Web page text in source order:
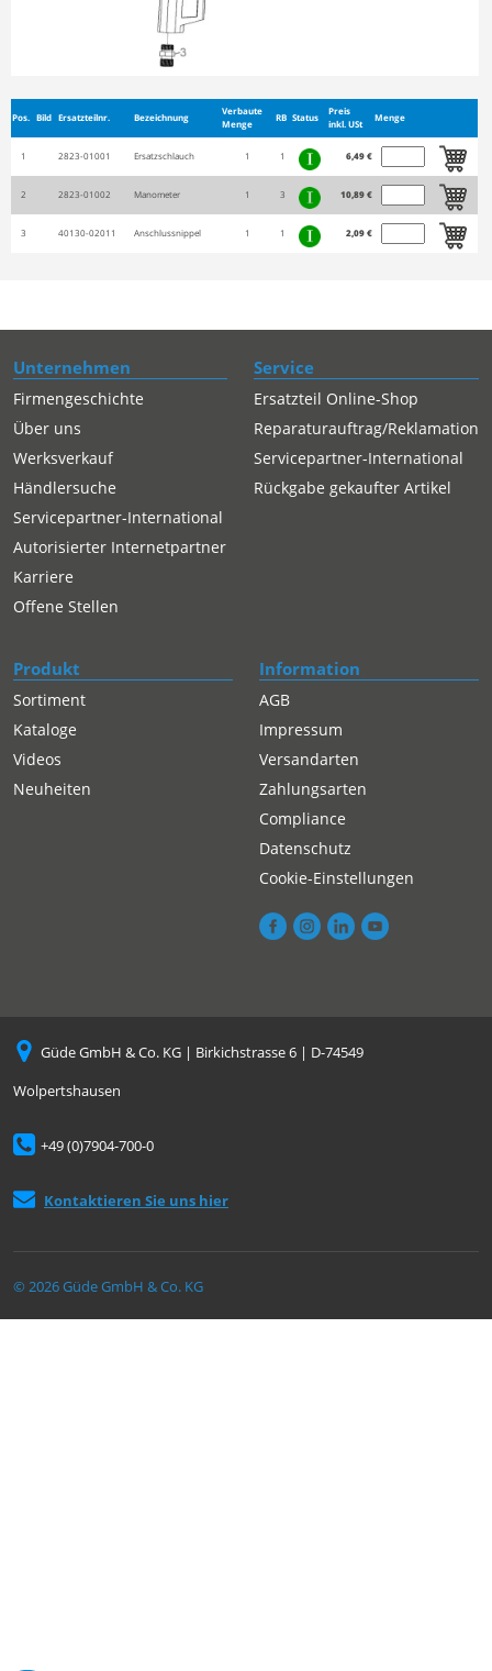
Pos. Bild Ersatzteilnr. Bezeichnung
Verbaute
Menge
RB Status
Preis
inkl. USt
Menge
1 2823-01001 Ersatzschlauch 1 1 6,49 €
2 2823-01002 Manometer 1 3 10,89 €
3 40130-02011 Anschlussnippel 1 1 2,09 €
Unternehmen
Firmengeschichte
Über uns
Werksverkauf
Händlersuche
Servicepartner-International
Autorisierter Internetpartner
Karriere
Offene Stellen
Service
Ersatzteil Online-Shop
Reparaturauftrag/Reklamation
Servicepartner-International
Rückgabe gekaufter Artikel
Produkt
Sortiment
Kataloge
Videos
Neuheiten
Information
AGB
Impressum
Versandarten
Zahlungsarten
Compliance
Datenschutz
Cookie-Einstellungen
Güde GmbH & Co. KG | Birkichstrasse 6 | D-74549
Wolpertshausen
+49 (0)7904-700-0
Kontaktieren Sie uns hier
© 2026 Güde GmbH & Co. KG